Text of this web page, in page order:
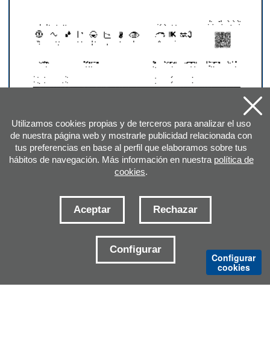
AMPLIAR HOJA DEL CATÁLOGO
E-MAILS CONTACTO
Utilizamos cookies propias y de terceros para analizar el uso
de nuestra página web y mostrarle publicidad relacionada con
tus preferencias en base al perfil que elaboramos sobre tus
hábitos de navegación. Más información en nuestra política de
cookies.
Aceptar Rechazar
Configurar
Configurar
cookies